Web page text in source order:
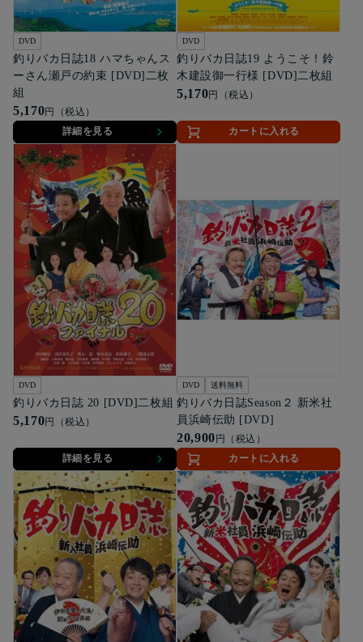
DVD
釣りバカ日誌18 ハマちゃんス
ーさん瀬戸の約束 [DVD]二枚
組
5,170円（税込）
詳細を見る
DVD
釣りバカ日誌19 ようこそ！鈴
木建設御一行様 [DVD]二枚組
5,170円（税込）
カートに入れる
DVD
釣りバカ日誌 20 [DVD]二枚組
5,170円（税込）
詳細を見る
DVD 送料無料
釣りバカ日誌Season２ 新米社
員浜崎伝助 [DVD]
20,900円（税込）
カートに入れる